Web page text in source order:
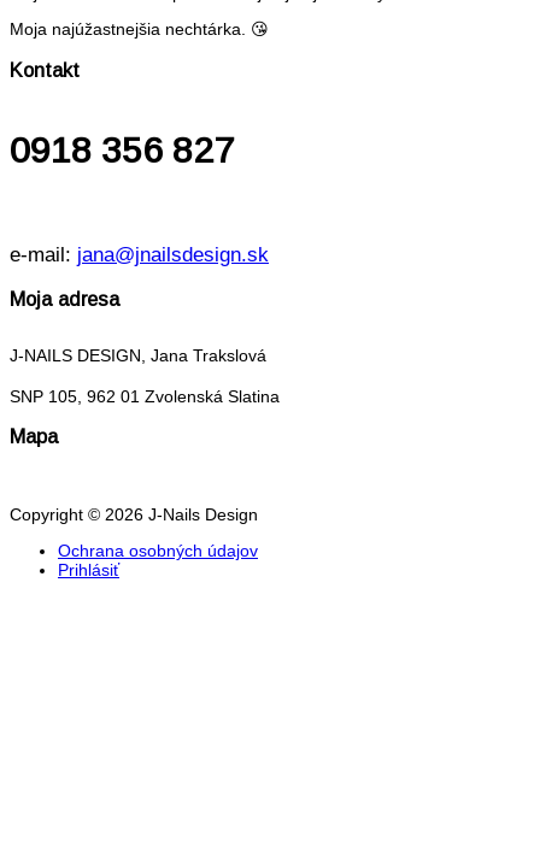
Moja najúžastnejšia nechtárka. 😘
Kontakt
0918 356 827
e-mail: jana@jnailsdesign.sk
Moja adresa
J-NAILS DESIGN, Jana Trakslová
SNP 105, 962 01 Zvolenská Slatina
Mapa
Copyright © 2026 J-Nails Design
Ochrana osobných údajov
Prihlásiť